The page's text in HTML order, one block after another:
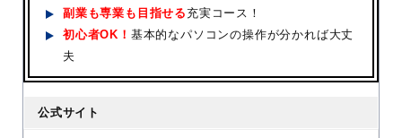
副業も専業も目指せる充実コース！
初心者OK！ 基本的なパソコンの操作が分かれば大丈
夫
公式サイト